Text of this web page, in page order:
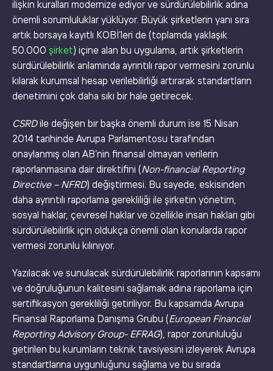
ilişkin kuralları modernize ediyor ve sürdürülebilirlik adına
önemli sorumluluklar yüklüyor. Büyük şirketlerin yanı sıra
artık borsaya kayıtlı KOBİ’leri de (toplamda yaklaşık
50.000 şirket ) içine alan bu uygulama, artık şirketlerin
sürdürülebilirlik anlamında ayrıntılı rapor vermesini zorunlu
kılarak kurumsal hesap verilebilirliği artırarak standartların
denetimini çok daha sıkı bir hale getirecek.
CSRDile değişen bir başka önemli durum ise 15 Nisan
2014 tarihinde Avrupa Parlamentosu tarafından
onaylanmış olan AB’nin finansal olmayan verilerin
raporlanmasına dair direktifini ( Non-financial Reporting
Directive – NFRD) değiştirmesi. Bu sayede, eskisinden
daha ayrıntılı raporlama gerekliliği ile şirketin yönetim,
sosyal haklar, çevresel haklar ve özellikle insan hakları gibi
sürdürülebilirlik için oldukça önemli olan konularda rapor
vermesi zorunlu kılınıyor.
Yazılacak ve sunulacak sürdürülebilirlik raporlarının kapsamı
ve doğruluğunun kalitesini sağlamak adına raporlama için
sertifikasyon gerekliliği getiriliyor. Bu kapsamda Avrupa
Finansal Raporlama Danışma Grubu ( European Financial
Reporting Advisory Group- EFRAG), rapor zorunluluğu
getirilen bu kurumların teknik tavsiyesini izleyerek Avrupa
standartlarına uygunluğunu sağlama ve bu sırada